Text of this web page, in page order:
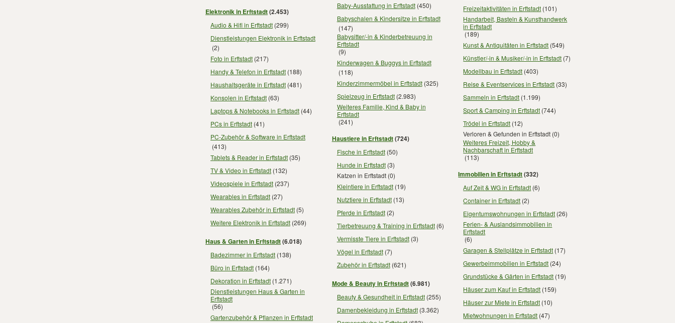
Elektronik in Erftstadt(2.453)
Audio & Hifi in Erftstadt (299)
Dienstleistungen Elektronik in Erftstadt
(2)
Foto in Erftstadt (217)
Handy & Telefon in Erftstadt (188)
Haushaltsgeräte in Erftstadt (481)
Konsolen in Erftstadt (63)
Laptops & Notebooks in Erftstadt (44)
PCs in Erftstadt (41)
PC-Zubehör & Software in Erftstadt
(413)
Tablets & Reader in Erftstadt (35)
TV & Video in Erftstadt (132)
Videospiele in Erftstadt (237)
Wearables in Erftstadt (27)
Wearables Zubehör in Erftstadt (5)
Weitere Elektronik in Erftstadt (269)
Haus & Garten in Erftstadt(6.018)
Badezimmer in Erftstadt (138)
Büro in Erftstadt (164)
Dekoration in Erftstadt (1.271)
Dienstleistungen Haus & Garten in
Erftstadt
(56)
Gartenzubehör & Pflanzen in Erftstadt
Baby-Ausstattung in Erftstadt(450)
Babyschalen & Kindersitze in Erftstadt
(147)
Babysitter/-in & Kinderbetreuung in
Erftstadt
(9)
Kinderwagen & Buggys in Erftstadt
(118)
Kinderzimmermöbel in Erftstadt(325)
Spielzeug in Erftstadt(2.983)
Weiteres Familie, Kind & Baby in
Erftstadt
(241)
Haustiere in Erftstadt(724)
Fische in Erftstadt(50)
Hunde in Erftstadt(3)
Katzen in Erftstadt(0)
Kleintiere in Erftstadt(19)
Nutztiere in Erftstadt(13)
Pferde in Erftstadt(2)
Tierbetreuung & Training in Erftstadt(6)
Vermisste Tiere in Erftstadt(3)
Vögel in Erftstadt(7)
Zubehör in Erftstadt(621)
Mode & Beauty in Erftstadt(6.981)
Beauty & Gesundheit in Erftstadt(255)
Damenbekleidung in Erftstadt(3.362)
Freizeitaktivitäten in Erftstadt (101)
Handarbeit, Basteln & Kunsthandwerk
in Erftstadt
(189)
Kunst & Antiquitäten in Erftstadt (549)
Künstler/-in & Musiker/-in in Erftstadt (7)
Modellbau in Erftstadt (403)
Reise & Eventservices in Erftstadt (33)
Sammeln in Erftstadt (1.199)
Sport & Camping in Erftstadt (744)
Trödel in Erftstadt (12)
Verloren & Gefunden in Erftstadt (0)
Weiteres Freizeit, Hobby &
Nachbarschaft in Erftstadt
(113)
Immobilien in Erftstadt(332)
Auf Zeit & WG in Erftstadt (6)
Container in Erftstadt (2)
Eigentumswohnungen in Erftstadt (26)
Ferien- & Auslandsimmobilien in
Erftstadt
(6)
Garagen & Stellplätze in Erftstadt (17)
Gewerbeimmobilien in Erftstadt (24)
Grundstücke & Gärten in Erftstadt (19)
Häuser zum Kauf in Erftstadt (159)
Häuser zur Miete in Erftstadt (10)
Mietwohnungen in Erftstadt (47)